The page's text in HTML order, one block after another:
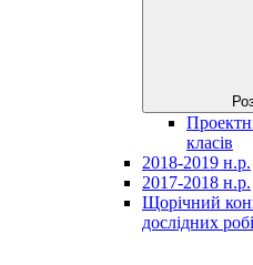
класів
2018-2019 н.р.
2017-2018 н.р.
Щорічний
дослідних